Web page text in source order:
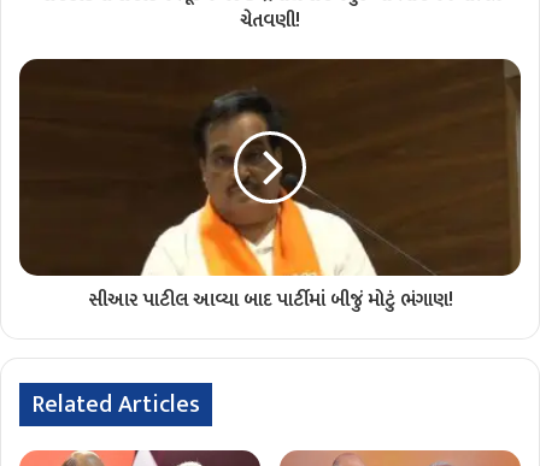
ચેતવણી!
સીઆર પાટીલ આવ્યા બાદ પાર્ટીમાં બીજું મોટું ભંગાણ!
Related Articles